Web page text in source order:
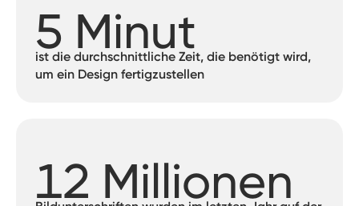
5 Minut
ist die durchschnittliche Zeit, die benötigt wird,
um ein Design fertigzustellen
12 Millionen